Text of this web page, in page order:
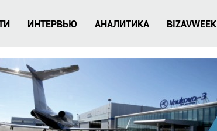
ИНТЕРВЬЮ АНАЛИТИКА BIZAVWEEK